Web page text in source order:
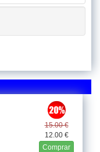
15.00 €
12.00 €
Comprar